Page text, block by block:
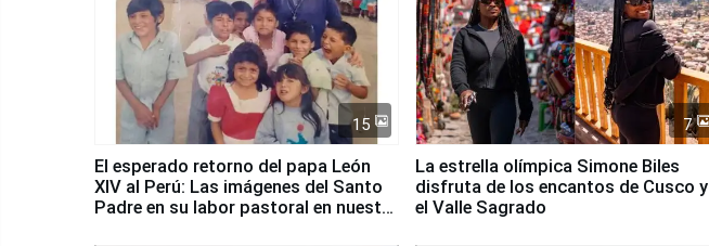
15
El esperado retorno del papa León
XIV al Perú: Las imágenes del Santo
Padre en su labor pastoral en nuestro
7
La estrella olímpica Simone Biles
disfruta de los encantos de Cusco y
el Valle Sagrado